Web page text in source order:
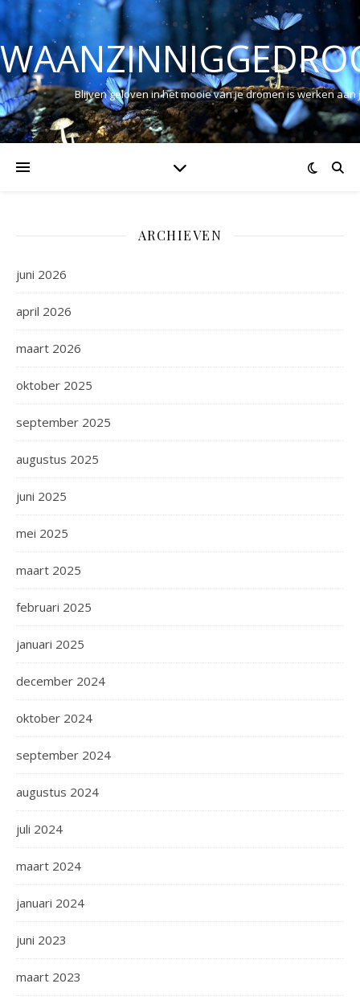
Blijven geloven in het mooie van je dromen is werken aan
ARCHIEVEN
juni 2026
april 2026
maart 2026
oktober 2025
september 2025
augustus 2025
juni 2025
mei 2025
maart 2025
februari 2025
januari 2025
december 2024
oktober 2024
september 2024
augustus 2024
juli 2024
maart 2024
januari 2024
juni 2023
maart 2023